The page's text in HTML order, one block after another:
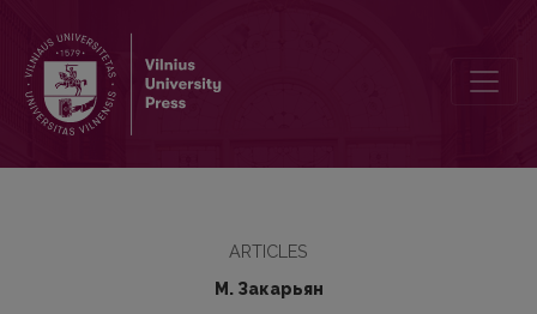
ARTICLES
М. Закарьян